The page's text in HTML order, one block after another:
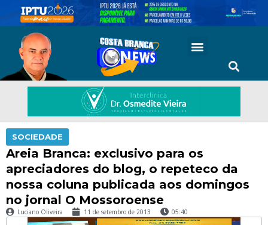
SOCIEDADE
Areia Branca: exclusivo para os
apreciadores do blog, o repeteco da
nossa coluna publicada aos domingos
no jornal O Mossoroense
Luciano Oliveira 11 de setembro de 2013 05:40